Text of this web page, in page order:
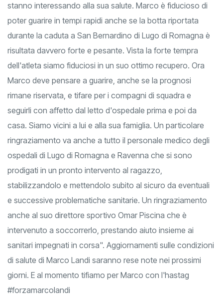
stanno interessando alla sua salute. Marco è fiducioso di
poter guarire in tempi rapidi anche se la botta riportata
durante la caduta a San Bernardino di Lugo di Romagna è
risultata davvero forte e pesante. Vista la forte tempra
dell'atleta siamo fiduciosi in un suo ottimo recupero. Ora
Marco deve pensare a guarire, anche se la prognosi
rimane riservata, e tifare per i compagni di squadra e
seguirli con affetto dal letto d'ospedale prima e poi da
casa. Siamo vicini a lui e alla sua famiglia. Un particolare
ringraziamento va anche a tutto il personale medico degli
ospedali di Lugo di Romagna e Ravenna che si sono
prodigati in un pronto intervento al ragazzo,
stabilizzandolo e mettendolo subito al sicuro da eventuali
e successive problematiche sanitarie. Un ringraziamento
anche al suo direttore sportivo Omar Piscina che è
intervenuto a soccorrerlo, prestando aiuto insieme ai
sanitari impegnati in corsa". Aggiornamenti sulle condizioni
di salute di Marco Landi saranno rese note nei prossimi
giorni. E al momento tifiamo per Marco con l'hastag
#forzamarcolandi